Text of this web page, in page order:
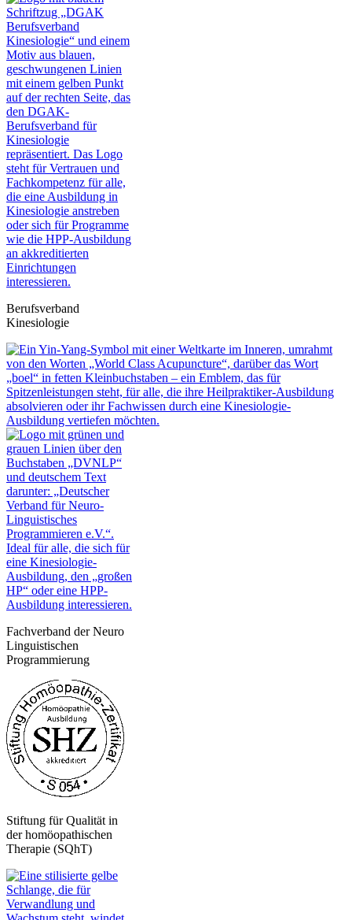
Berufsverband
Kinesiologie
Fachverband der Neuro
Linguistischen
Programmierung
Stiftung für Qualität in
der homöopathischen
Therapie (SQhT)